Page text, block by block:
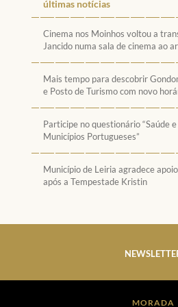
últimas notícias
Cinema nos Moinhos voltou a
Jancido numa sala de cinema ao
Mais tempo para descobrir
e Posto de Turismo com novo
Participe no questionário “Saúde
Municípios Portugueses”
Município de Leiria agradece
após a Tempestade Kristin
MORADA